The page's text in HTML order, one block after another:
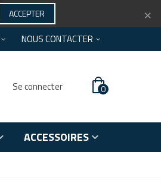
ACCEPTER ×
NOUS CONTACTER
Se connecter 0
ACCESSOIRES